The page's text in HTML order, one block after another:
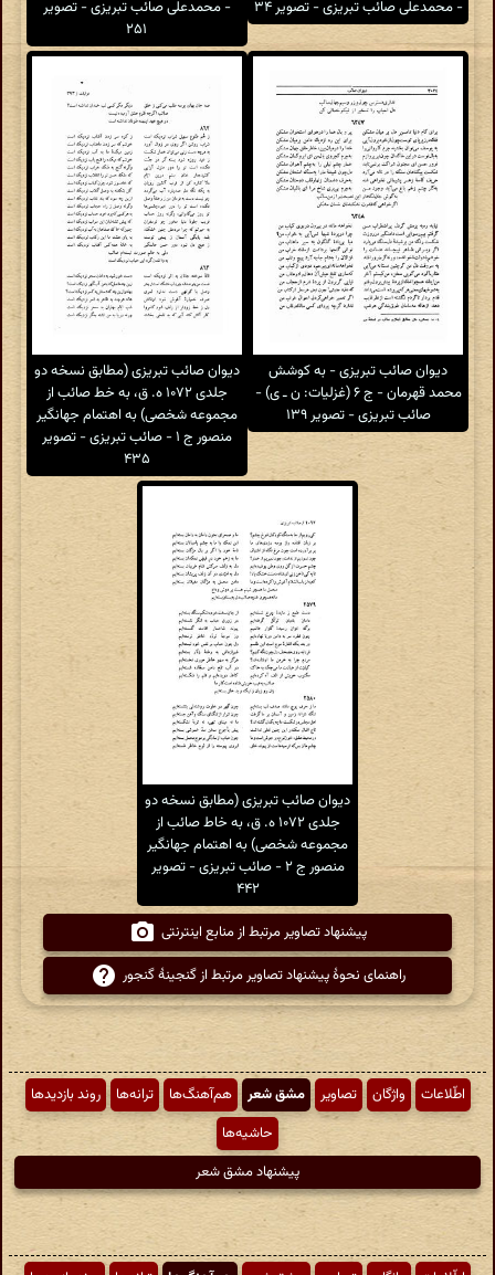
- محمدعلی صائب تبریزی - تصویر ۳۴
- محمدعلی صائب تبریزی - تصویر
۲۵۱
دیوان صائب تبریزی - به کوشش
محمد قهرمان - ج ۶ (غزلیات: ن ـ ی) -
صائب تبریزی - تصویر ۱۳۹
دیوان صائب تبریزی (مطابق نسخه دو
جلدی ۱۰۷۲ ه. ق، به خط صائب از
مجموعه شخصی) به اهتمام جهانگیر
منصور ج ۱ - صائب تبریزی - تصویر
۴۳۵
دیوان صائب تبریزی (مطابق نسخه دو
جلدی ۱۰۷۲ ه. ق، به خاط صائب از
مجموعه شخصی) به اهتمام جهانگیر
منصور ج ۲ - صائب تبریزی - تصویر
۴۴۲
پیشنهاد تصاویر مرتبط از منابع اینترنتی
راهنمای نحوهٔ پیشنهاد تصاویر مرتبط از گنجینهٔ گنجور
اطّلاعات واژگان تصاویر مشق شعر هم‌آهنگ‌ها ترانه‌ها
روند بازدیدها
حاشیه‌ها
پیشنهاد مشق شعر